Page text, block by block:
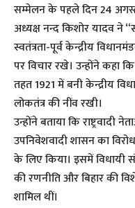
सम्मेलन के पहले दिन 24
अध्यक्ष नन्द किशोर यादव ने
स्वतंत्रता-पूर्व केन्द्रीय
पर विचार रखे। उन्होंने कहा
तहत 1921 में बनी केन्द्रीय
लोकतंत्र की नींव रखी।
उन्होंने बताया कि
उपनिवेशवादी शासन का
के लिए किया। इसमें विधायी
की रणनीति और बिहार की
शामिल थीं।